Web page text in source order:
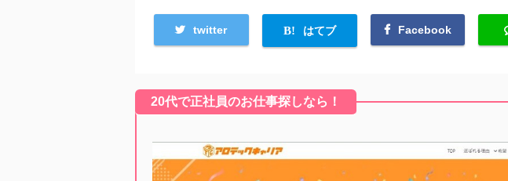
twitter はてブ Facebook
20代で正社員のお仕事探しなら！